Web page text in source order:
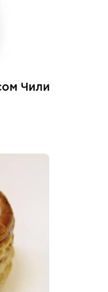
Чили